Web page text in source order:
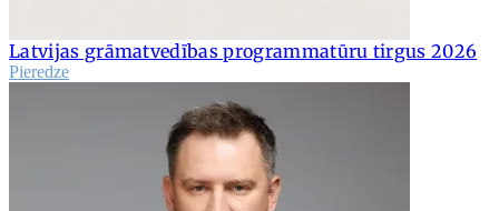
Latvijas grāmatvedības programmatūru tirgus 2026
Pieredze